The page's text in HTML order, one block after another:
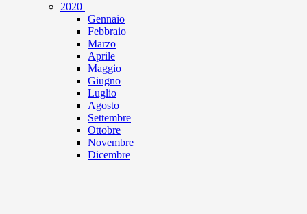
2020
Gennaio
Febbraio
Marzo
Aprile
Maggio
Giugno
Luglio
Agosto
Settembre
Ottobre
Novembre
Dicembre